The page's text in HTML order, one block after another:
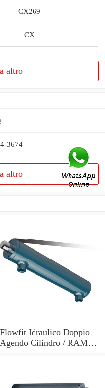
CX269
CX
altro
3674
altro
Flowfit Idraulico Doppio
Agendo Cilindro / RAM